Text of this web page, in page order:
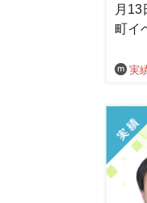
月13
町イ
実